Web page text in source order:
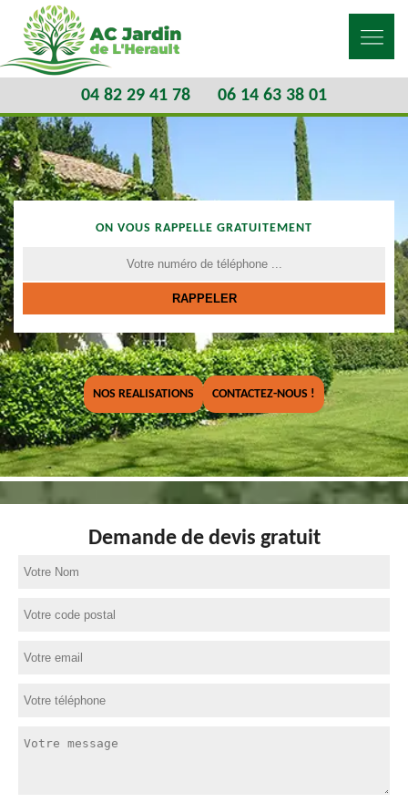
04 82 29 41 78 06 14 63 38 01
ON VOUS RAPPELLE GRATUITEMENT
NOS REALISATIONS CONTACTEZ-NOUS !
Demande de devis gratuit